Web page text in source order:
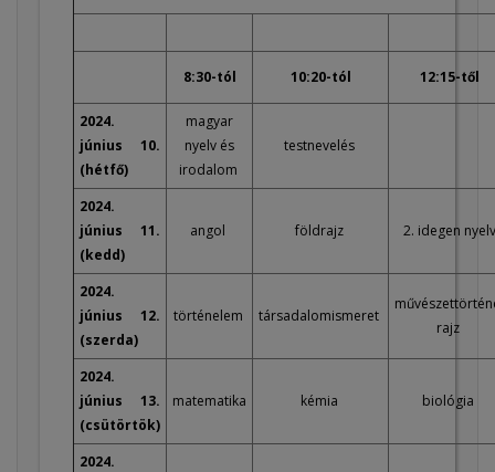
8:30-tól 10:20-tól 12:15-től
2024.
június 10.
(hétfő)
magyar
nyelv és
irodalom
testnevelés
2024.
június 11.
(kedd)
angol földrajz 2. idegen nyelv
2024.
június 12.
(szerda)
történelem társadalomismeret
rajz
2024.
június 13.
(csütörtök)
matematika kémia biológia
2024.